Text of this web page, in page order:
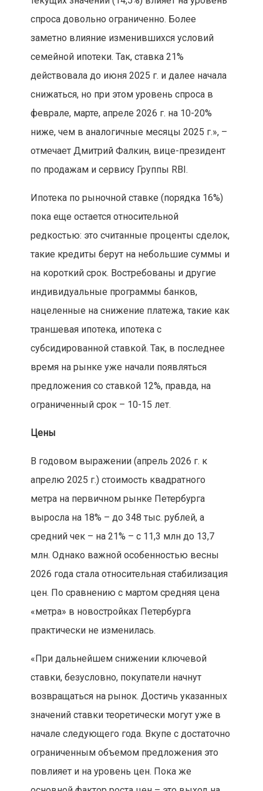
спроса довольно ограниченно. Более
заметно влияние изменившихся условий
семейной ипотеки. Так, ставка 21%
действовала до июня 2025 г. и далее начала
снижаться, но при этом уровень спроса в
феврале, марте, апреле 2026 г. на 10-20%
ниже, чем в аналогичные месяцы 2025 г.», –
отмечает Дмитрий Фалкин, вице-президент
по продажам и сервису Группы RBI.
Ипотека по рыночной ставке (порядка 16%)
пока еще остается относительной
редкостью: это считанные проценты сделок,
такие кредиты берут на небольшие суммы и
на короткий срок. Востребованы и другие
индивидуальные программы банков,
нацеленные на снижение платежа, такие как
траншевая ипотека, ипотека с
субсидированной ставкой. Так, в последнее
время на рынке уже начали появляться
предложения со ставкой 12%, правда, на
ограниченный срок – 10-15 лет.
Цены
В годовом выражении (апрель 2026 г. к
апрелю 2025 г.) стоимость квадратного
метра на первичном рынке Петербурга
выросла на 18% – до 348 тыс. рублей, а
средний чек – на 21% – с 11,3 млн до 13,7
млн. Однако важной особенностью весны
2026 года стала относительная стабилизация
цен. По сравнению с мартом средняя цена
«метра» в новостройках Петербурга
практически не изменилась.
«При дальнейшем снижении ключевой
ставки, безусловно, покупатели начнут
возвращаться на рынок. Достичь указанных
значений ставки теоретически могут уже в
начале следующего года. Вкупе с достаточно
ограниченным объемом предложения это
повлияет и на уровень цен. Пока же